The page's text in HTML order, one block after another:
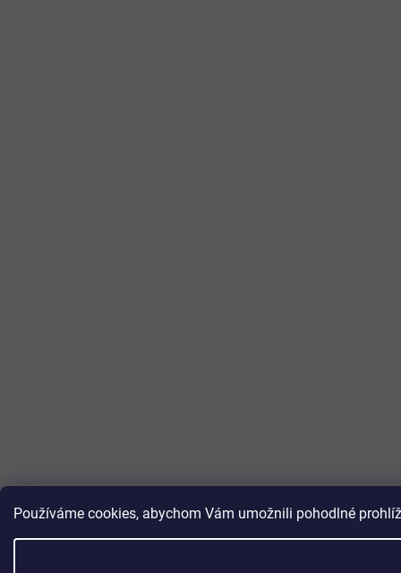
Používáme cookies, abychom Vám umožnili pohodlné